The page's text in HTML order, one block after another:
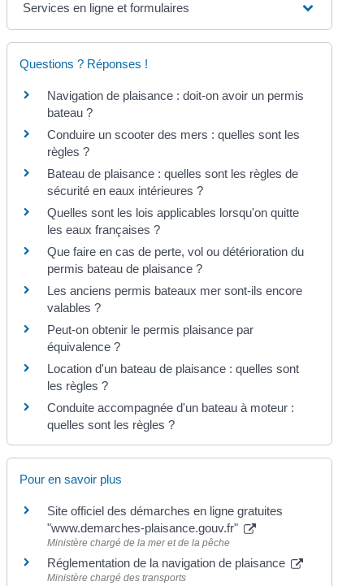
Services en ligne et formulaires
Questions ? Réponses !
Navigation de plaisance : doit-on avoir un permis
bateau ?
Conduire un scooter des mers : quelles sont les
règles ?
Bateau de plaisance : quelles sont les règles de
sécurité en eaux intérieures ?
Quelles sont les lois applicables lorsqu'on quitte
les eaux françaises ?
Que faire en cas de perte, vol ou détérioration du
permis bateau de plaisance ?
Les anciens permis bateaux mer sont-ils encore
valables ?
Peut-on obtenir le permis plaisance par
équivalence ?
Location d'un bateau de plaisance : quelles sont
les règles ?
Conduite accompagnée d'un bateau à moteur :
quelles sont les règles ?
Pour en savoir plus
Site officiel des démarches en ligne gratuites
"www.demarches-plaisance.gouv.fr"
Ministère chargé de la mer et de la pêche
Réglementation de la navigation de plaisance
Ministère chargé des transports